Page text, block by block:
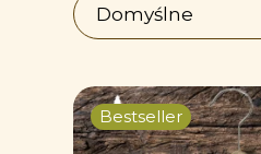
Domyślne
Bestseller